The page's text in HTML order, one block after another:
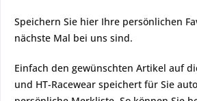
Speichern Sie hier Ihre persönlichen
nächste Mal bei uns sind.
Einfach den gewünschten Artikel auf
und HT-Racewear speichert für Sie